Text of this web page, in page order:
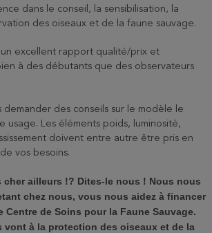
dans le conseil, la sensibilisation, la
des oiseaux et de la faune sauvage.
excellent rapport qualité/prix et
à des débutants que des observateurs
demander des conseils sur le modèle le
usage. Les éléments poids, luminosité,
doivent entre autre être pris en
vos besoins.
cher ailleurs !? Dites-le nous ! Nous nous
chez nous, vous nous aidez à financer
Centre de Soins pour la Faune Sauvage.
vont à la protection des oiseaux et de la